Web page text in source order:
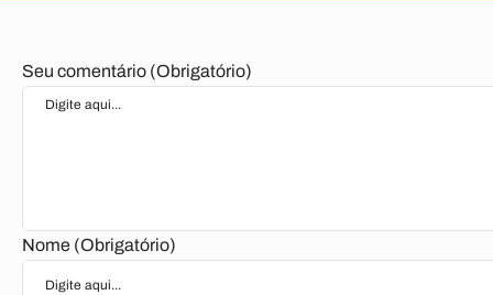
Seu comentário (Obrigatório)
Nome (Obrigatório)